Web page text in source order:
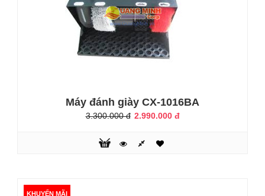
chuyên nghiệp và lịch sự? Nhưng thời gian không cho phép
bạn quan tâm đến đôi giày của mình? Vậy hãy để chiếc
Máy đánh giày cao cấp Sumo SM3 giúp bạn. Chỉ chưa đầy
một phút, bạn đã có một đôi giày sáng bóng như mới.Với
những lý do dưới đ..
Máy đánh giày CX-1016BA
3.300.000 đ 2.990.000 đ
KHUYẾN MÃI